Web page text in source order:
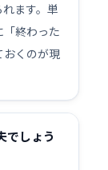
ます。単
終わった
おくのが現
でしょう